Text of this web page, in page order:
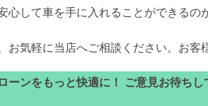
心して車を手に入れることができるの
お気軽に当店へご相談ください。お客
ーンをもっと快適に！ ご意見お待ちし